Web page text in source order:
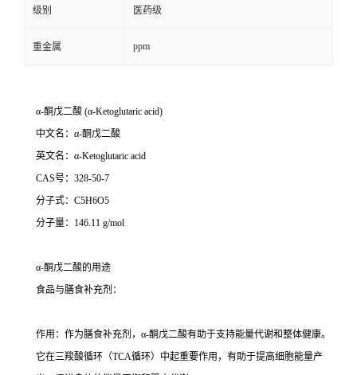
级别 医药级
重金属 ppm
α-酮戊二酸 (α-Ketoglutaric acid)
中文名： α-酮戊二酸
英文名： α-Ketoglutaric acid
CAS号： 328-50-7
分子式： C5H6O5
分子量： 146.11 g/mol
α-酮戊二酸的用途
食品与膳食补充剂：
作用：作为膳食补充剂， α-酮戊二酸有助于支持能量代谢和整体健康。
它在三羧酸循环（TCA循环）中起重要作用，有助于提高细胞能量产